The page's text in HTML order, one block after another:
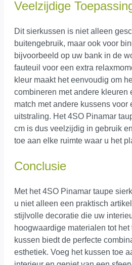
Veelzijdige
Dit sierkussen is niet alleen
buitengebruik, maar ook voor
bijvoorbeeld op uw bank in de
fauteuil voor een extra
kleur maakt het eenvoudig om
combineren met andere kleuren
match met andere kussens voor
uitstraling. Het 4SO Pinamar
cm is dus veelzijdig in gebruik
toe aan elke ruimte waar u het
Conclusie
Met het 4SO Pinamar taupe
u niet alleen een praktisch
stijlvolle decoratie die uw
hoogwaardige materialen tot
kussen biedt de perfecte
esthetiek. Voeg het kussen toe